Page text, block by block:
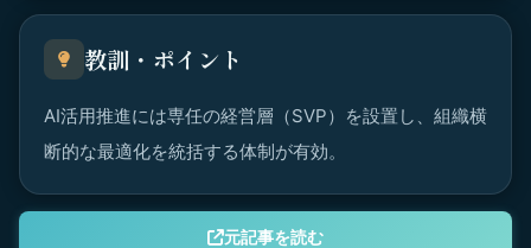
教訓・ポイント
AI活用推進には専任の経営層（SVP）を設置し、組織横
断的な最適化を統括する体制が有効。
元記事を読む